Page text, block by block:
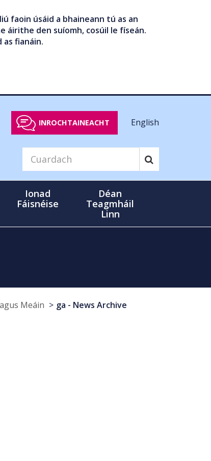
faoin úsáid a bhaineann tú as an
áirithe den suíomh, cosúil le físeán.
as fianáin.
INROCHTAINEACHT English
Ionad
Fáisnéise
Déan
Teagmháil
Linn
Meáin
ga - News Archive